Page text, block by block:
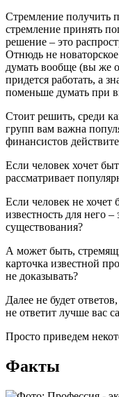
Стремление получить
стремление принять
решение – это
Отнюдь не
думать вообще (вы же
придется работать, а
поменьше думать при
Стоит решить, среди
групп вам важна
финансистов
Если человек хочет
рассматривает
Если человек не
известность для него –
существования?
А может быть,
карточка известной
не доказывать?
Далее не будет
не ответит лучше вас
Просто приведем
Факты